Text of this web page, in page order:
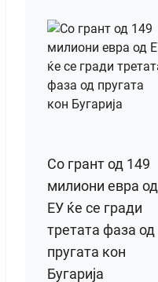
Со грант од 149
милиони евра од
ЕУ ќе се гради
третата фаза од
пругата кон
Бугарија